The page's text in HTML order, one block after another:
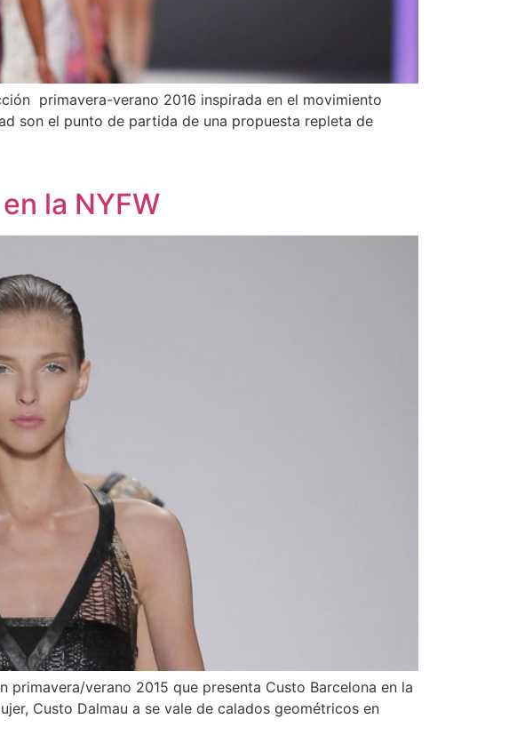
primavera-verano 2016 inspirada en el movimiento
son el punto de partida de una propuesta repleta de
la NYFW
verano 2015 que presenta Custo Barcelona en la
Custo Dalmau a se vale de calados geométricos en